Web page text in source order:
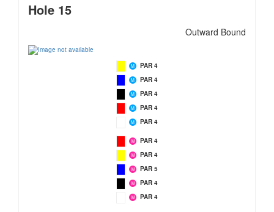
Hole 15
Outward Bound
M PAR 4
M PAR 4
M PAR 4
M PAR 4
M PAR 4
W PAR 4
W PAR 5
W PAR 4
W PAR 4
W PAR 4